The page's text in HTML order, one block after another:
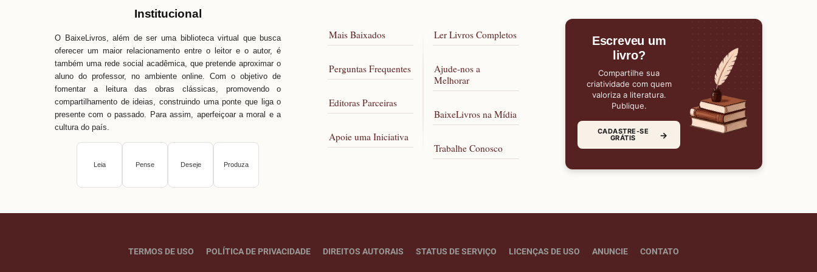
Institucional
O BaixeLivros, além de ser uma biblioteca virtual que busca
oferecer um maior relacionamento entre o leitor e o autor, é
também uma rede social acadêmica, que pretende aproximar o
aluno do professor, no ambiente online. Com o objetivo de
fomentar a leitura das obras clássicas, promovendo o
compartilhamento de ideias, construindo uma ponte que liga o
presente com o passado. Para assim, aperfeiçoar a moral e a
cultura do país.
Leia Pense Deseje Produza
Mais Baixados
Perguntas Frequentes
Editoras Parceiras
Apoie uma Iniciativa
Ler Livros Completos
Ajude-nos a
Melhorar
BaixeLivros na Mídia
Trabalhe Conosco
Escreveu um
livro?
Compartilhe sua
criatividade com quem
valoriza a literatura.
Publique.
CADASTRE-SE
GRÁTIS →
TERMOS DE USO POLÍTICA DE PRIVACIDADE DIREITOS AUTORAIS STATUS DE SERVIÇO LICENÇAS DE USO ANUNCIE CONTATO